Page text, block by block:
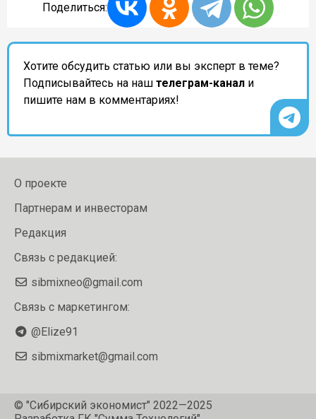
Поделиться:
Хотите обсудить статью или вы эксперт в теме?
Подписывайтесь на наш телеграм-канал и
пишите нам в комментариях!
О проекте
Партнерам и инвесторам
Редакция
Связь с редакцией:
sibmixneo@gmail.com
Связь с маркетингом:
@Elize91
sibmixmarket@gmail.com
© "Сибирский экономист" 2022—2025